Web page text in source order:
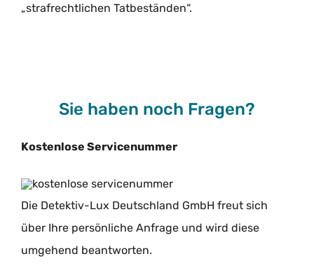
„strafrechtlichen Tatbeständen“.
Sie haben noch Fragen?
Kostenlose Servicenummer
Die Detektiv-Lux Deutschland GmbH freut sich
über Ihre persönliche Anfrage und wird diese
umgehend beantworten.